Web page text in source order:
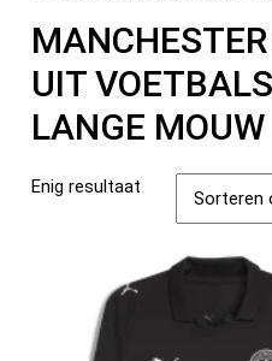
UIT
LANGE MOUW
Enig resultaat